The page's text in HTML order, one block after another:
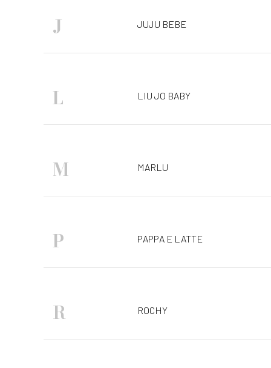
J JUJU BEBE
L LIU JO BABY
M MARLU
P PAPPA E LATTE
R ROCHY